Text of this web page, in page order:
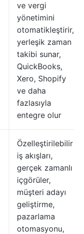
ve vergi
yönetimini
otomatikleştirir,
yerleşik zaman
takibi sunar,
QuickBooks,
Xero, Shopify
ve daha
fazlasıyla
entegre olur
Özelleştirilebilir
iş akışları,
gerçek zamanlı
içgörüler,
müşteri adayı
geliştirme,
pazarlama
otomasyonu,